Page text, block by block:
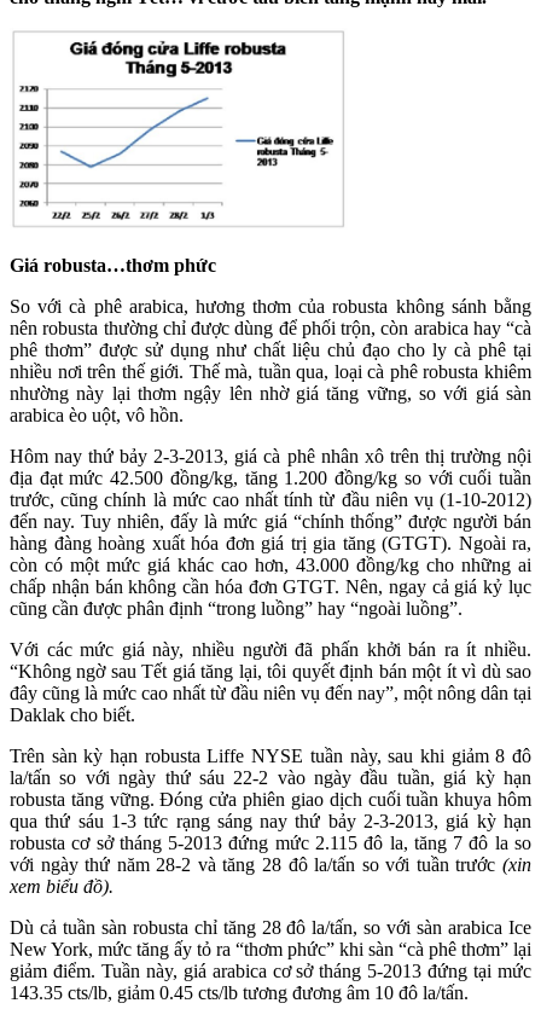
Giá robusta…thơm phức
So với cà phê arabica, hương thơm của robusta không sánh bằng
nên robusta thường chỉ được dùng để phối trộn, còn arabica hay “cà
phê thơm” được sử dụng như chất liệu chủ đạo cho ly cà phê tại
nhiều nơi trên thế giới. Thế mà, tuần qua, loại cà phê robusta khiêm
nhường này lại thơm ngậy lên nhờ giá tăng vững, so với giá sàn
arabica èo uột, vô hồn.
Hôm nay thứ bảy 2-3-2013, giá cà phê nhân xô trên thị trường nội
địa đạt mức 42.500 đồng/kg, tăng 1.200 đồng/kg so với cuối tuần
trước, cũng chính là mức cao nhất tính từ đầu niên vụ (1-10-2012)
đến nay. Tuy nhiên, đấy là mức giá “chính thống” được người bán
hàng đàng hoàng xuất hóa đơn giá trị gia tăng (GTGT). Ngoài ra,
còn có một mức giá khác cao hơn, 43.000 đồng/kg cho những ai
chấp nhận bán không cần hóa đơn GTGT. Nên, ngay cả giá kỷ lục
cũng cần được phân định “trong luồng” hay “ngoài luồng”.
Với các mức giá này, nhiều người đã phấn khởi bán ra ít nhiều.
“Không ngờ sau Tết giá tăng lại, tôi quyết định bán một ít vì dù sao
đây cũng là mức cao nhất từ đầu niên vụ đến nay”, một nông dân tại
Daklak cho biết.
Trên sàn kỳ hạn robusta Liffe NYSE tuần này, sau khi giảm 8 đô
la/tấn so với ngày thứ sáu 22-2 vào ngày đầu tuần, giá kỳ hạn
robusta tăng vững. Đóng cửa phiên giao dịch cuối tuần khuya hôm
qua thứ sáu 1-3 tức rạng sáng nay thứ bảy 2-3-2013, giá kỳ hạn
robusta cơ sở tháng 5-2013 đứng mức 2.115 đô la, tăng 7 đô la so
với ngày thứ năm 28-2 và tăng 28 đô la/tấn so với tuần trước (xin
xem biểu đồ).
Dù cả tuần sàn robusta chỉ tăng 28 đô la/tấn, so với sàn arabica Ice
New York, mức tăng ấy tỏ ra “thơm phức” khi sàn “cà phê thơm” lại
giảm điểm. Tuần này, giá arabica cơ sở tháng 5-2013 đứng tại mức
143.35 cts/lb, giảm 0.45 cts/lb tương đương âm 10 đô la/tấn.